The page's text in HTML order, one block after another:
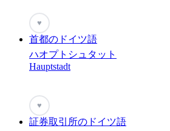
♥
首都のドイツ語
ハオプトシュタット
Hauptstadt
♥
証券取引所のドイツ語